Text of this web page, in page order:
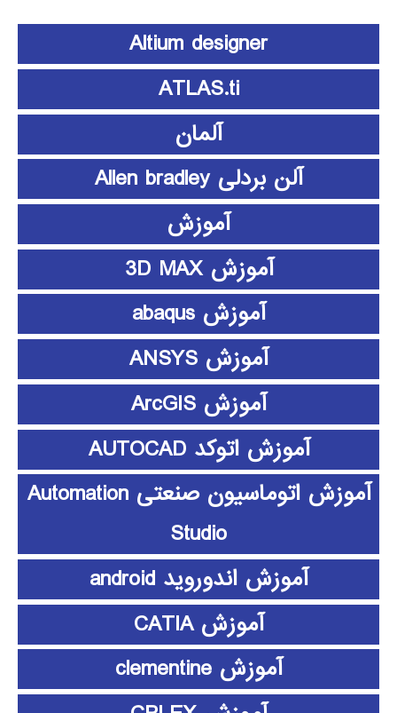
Altium designer
ATLAS.ti
آلمان
آلن بردلی Allen bradley
آموزش
آموزش 3D MAX
آموزش abaqus
آموزش ANSYS
آموزش ArcGIS
آموزش اتوکد AUTOCAD
آموزش اتوماسیون صنعتی Automation
Studio
آموزش اندوروید android
آموزش CATIA
آموزش clementine